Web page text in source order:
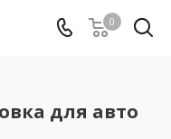
0
для авто